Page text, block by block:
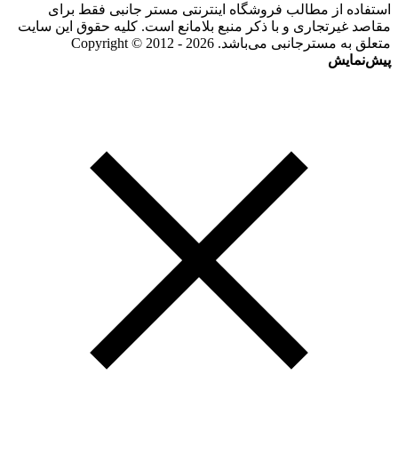
استفاده از مطالب فروشگاه اینترنتی مستر جانبی فقط برای
مقاصد غیرتجاری و با ذکر منبع بلامانع است. کلیه حقوق این سایت
متعلق به مسترجانبی می‌باشد. Copyright © 2012 - 2026
پیش‌نمایش